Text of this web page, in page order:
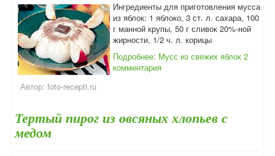
Ингредиенты для приготовления мусса
из яблок: 1 яблоко, 3 ст. л. сахара, 100
г манной крупы, 50 г сливок 20%-ной
жирности, 1/2 ч. л. корицы
Подробнее: Мусс из свежих яблок 2
комментария
Автор: foto-recepti.ru
Тертый пирог из овсяных хлопьев с
медом